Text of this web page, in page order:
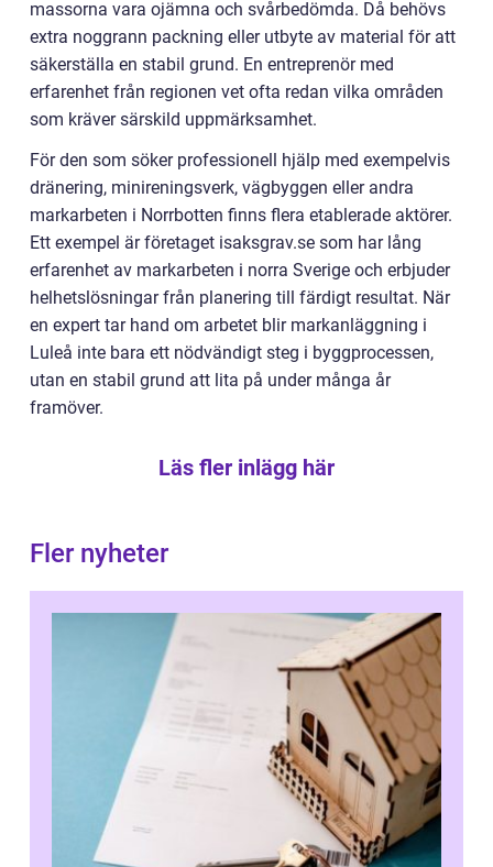
massorna vara ojämna och svårbedömda. Då behövs
extra noggrann packning eller utbyte av material för att
säkerställa en stabil grund. En entreprenör med
erfarenhet från regionen vet ofta redan vilka områden
som kräver särskild uppmärksamhet.
För den som söker professionell hjälp med exempelvis
dränering, minireningsverk, vägbyggen eller andra
markarbeten i Norrbotten finns flera etablerade aktörer.
Ett exempel är företaget isaksgrav.se som har lång
erfarenhet av markarbeten i norra Sverige och erbjuder
helhetslösningar från planering till färdigt resultat. När
en expert tar hand om arbetet blir markanläggning i
Luleå inte bara ett nödvändigt steg i byggprocessen,
utan en stabil grund att lita på under många år
framöver.
Läs fler inlägg här
Fler nyheter